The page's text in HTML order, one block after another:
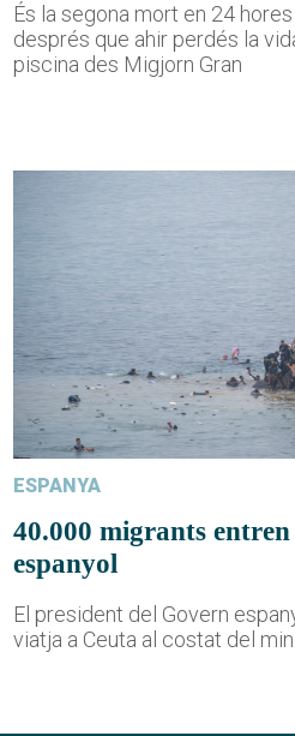
És la segona mort en 24
després que ahir perdés la
piscina des Migjorn Gran
ESPANYA
40.000 migrants
espanyol
El president del Govern
viatja a Ceuta al costat del